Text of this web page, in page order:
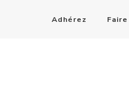
Adhérez